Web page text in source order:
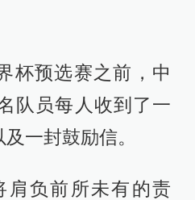
杯预选赛之前，中
队员每人收到了一
一封鼓励信。
肩负前所未有的责